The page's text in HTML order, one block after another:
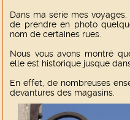
Dans ma série mes
de prendre en photo
nom de certaines rues.
Nous vous avons montré
elle est historique jusque
En effet, de nombreuses
devantures des magasins.